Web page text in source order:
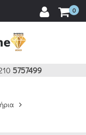
0
5757499